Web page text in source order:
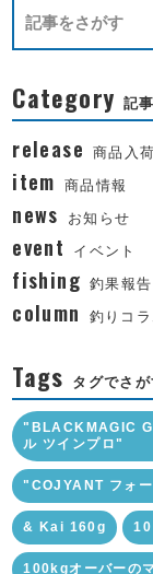
Category 記
release 商品入
item 商品情報
news お知らせ
event イベント
fishing 釣果報告
column 釣りコ
Tags タグでさが
"BLACKMAGIC
ル ツインプロ"
"COJYANT フォ
& Kai 160g
100kgオーバーの